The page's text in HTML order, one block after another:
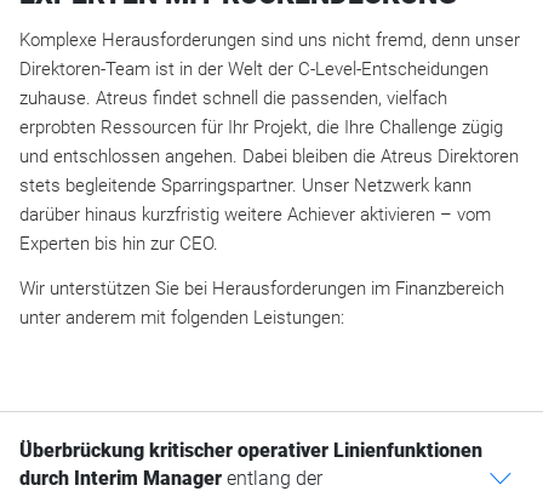
Komplexe Herausforderungen sind uns nicht fremd, denn unser
Direktoren-Team ist in der Welt der C-Level-Entscheidungen
zuhause. Atreus findet schnell die passenden, vielfach
erprobten Ressourcen für Ihr Projekt, die Ihre Challenge zügig
und entschlossen angehen. Dabei bleiben die Atreus Direktoren
stets begleitende Sparringspartner. Unser Netzwerk kann
darüber hinaus kurzfristig weitere Achiever aktivieren – vom
Experten bis hin zur CEO.
Wir unterstützen Sie bei Herausforderungen im Finanzbereich
unter anderem mit folgenden Leistungen:
Überbrückung kritischer operativer Linienfunktionen
durch Interim Manager entlang der
c